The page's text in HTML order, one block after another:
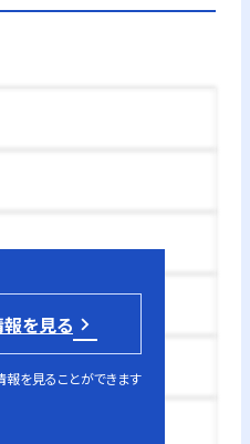
を見る
報を見ることができます